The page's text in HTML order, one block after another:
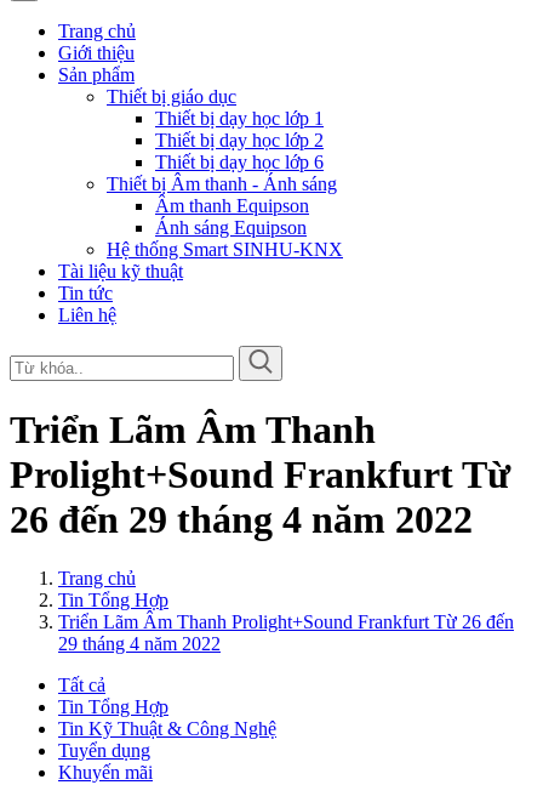
Trang chủ
Giới thiệu
Sản phẩm
Thiết bị giáo dục
Thiết bị dạy học lớp 1
Thiết bị dạy học lớp 2
Thiết bị dạy học lớp 6
Thiết bị Âm thanh - Ánh sáng
Âm thanh Equipson
Ánh sáng Equipson
Hệ thống Smart SINHU-KNX
Tài liệu kỹ thuật
Tin tức
Liên hệ
Triển Lãm Âm Thanh
Prolight+Sound Frankfurt Từ
26 đến 29 tháng 4 năm 2022
Trang chủ
Tin Tổng Hợp
Triển Lãm Âm Thanh Prolight+Sound Frankfurt Từ 26 đến
29 tháng 4 năm 2022
Tất cả
Tin Tổng Hợp
Tin Kỹ Thuật & Công Nghệ
Tuyển dụng
Khuyến mãi